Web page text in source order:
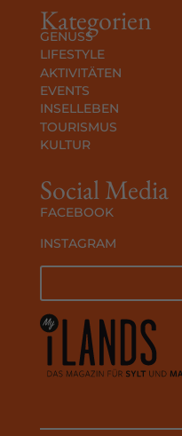
Kategorien
GENUSS
LIFESTYLE
AKTIVITÄTEN
EVENTS
INSELLEBEN
TOURISMUS
KULTUR
Social Media
FACEBOOK
INSTAGRAM